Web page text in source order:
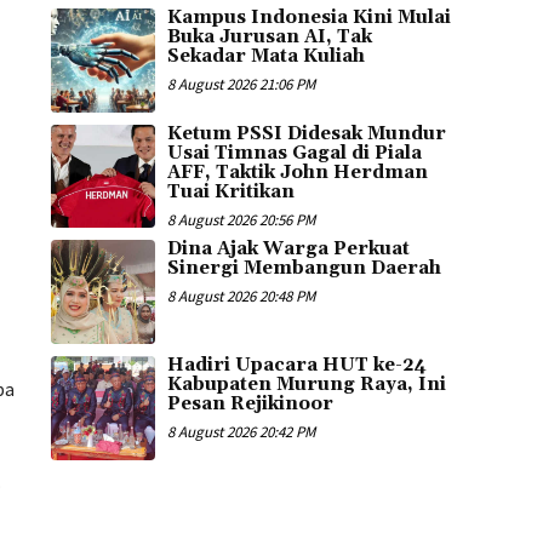
Kampus Indonesia Kini Mulai
Buka Jurusan AI, Tak
Sekadar Mata Kuliah
8 August 2026 21:06 PM
Ketum PSSI Didesak Mundur
Usai Timnas Gagal di Piala
AFF, Taktik John Herdman
Tuai Kritikan
8 August 2026 20:56 PM
Dina Ajak Warga Perkuat
Sinergi Membangun Daerah
8 August 2026 20:48 PM
Hadiri Upacara HUT ke-24
Kabupaten Murung Raya, Ini
Pesan Rejikinoor
8 August 2026 20:42 PM